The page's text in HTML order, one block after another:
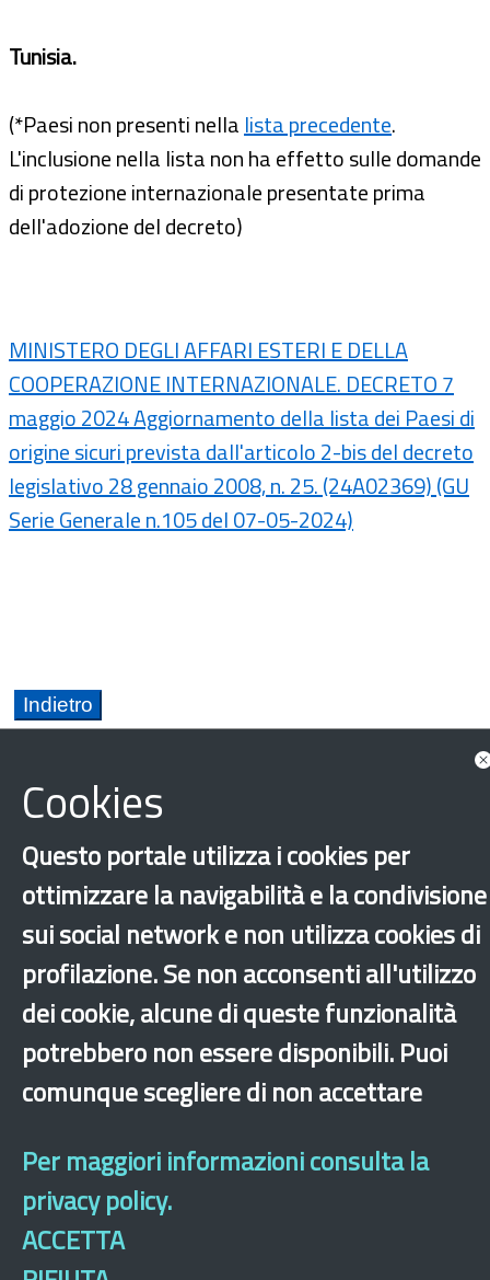
Tunisia.
(*Paesi non presenti nella lista precedente.
L'inclusione nella lista non ha effetto sulle domande
di protezione internazionale presentate prima
dell'adozione del decreto)
MINISTERO DEGLI AFFARI ESTERI E DELLA
COOPERAZIONE INTERNAZIONALE. DECRETO 7
maggio 2024 Aggiornamento della lista dei Paesi di
origine sicuri prevista dall'articolo 2-bis del decreto
legislativo 28 gennaio 2008, n. 25. (24A02369) (GU
Serie Generale n.105 del 07-05-2024)
Protezione internazionale Rifugiati
›×
Cookies
Questo portale utilizza i cookies per
ottimizzare la navigabilità e la condivisione
sui social network e non utilizza cookies di
profilazione. Se non acconsenti all'utilizzo
dei cookie, alcune di queste funzionalità
potrebbero non essere disponibili. Puoi
comunque scegliere di non accettare
Per maggiori informazioni consulta la
privacy policy.
ACCETTA
Dichiarazione di accessibilità Mappa del sito Legal & Privacy
Contatti
Sito archeologico